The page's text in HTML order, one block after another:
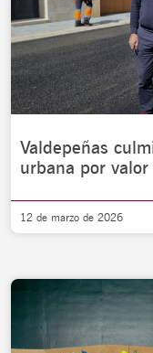
Valdepeñas
urbana por
12 de marzo de 2026